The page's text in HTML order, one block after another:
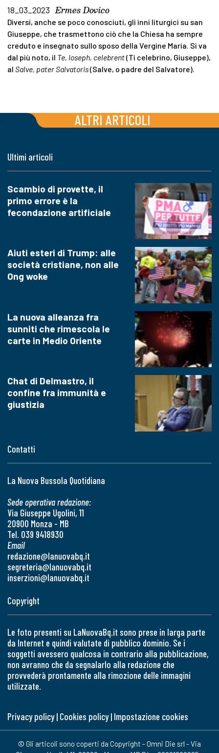
18_03_2023 Ermes Dovico
Diversi, anche se poco conosciuti, gli inni liturgici su san
Giuseppe, che trasmettono ciò che la Chiesa ha sempre
creduto e insegnato sullo sposo della Vergine Maria. Si va
dal più noto, il Te, Ioseph, celebrent(Ti celebrino, Giuseppe),
al Salve, pater Salvatoris(Salve, o padre del Salvatore).
ALTRI ARTICOLI
Contatti
La Nuova Bussola Quotidiana
Sede operativa redazione:
Via Giuseppe Ugolini, 11
20900 Monza - MB
Tel. 039 9418930
Email
redazione@lanuovabq.it
segreteria@lanuovabq.it
inserzioni@lanuovabq.it
Ultimi articoli
Scambio di provette, il
primo errore è la
fecondazione artificiale
Aiuti esteri di Trump: alle
società cristiane, non alle
Ong woke
La nuova alleanza fra
sunniti che rimescola le
carte in Medio Oriente
Chat di Delmastro, il
confine fra immunità e
giustizia
Copyright
Le foto presenti su LaNuovaBq.it sono prese in larga parte
da Internet e quindi valutate di pubblico dominio. Se i
soggetti avessero qualcosa in contrario alla pubblicazione,
non avranno che da segnalarlo alla redazione che
provvederà prontamente alla rimozione delle immagini
utilizzate.
Privacy policy| Cookies policy| Impostazione cookies
© Gli articoli sono coperti da Copyright - Omni Die srl - Via